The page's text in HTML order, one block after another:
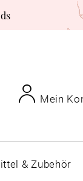
Mein
& Zubehör